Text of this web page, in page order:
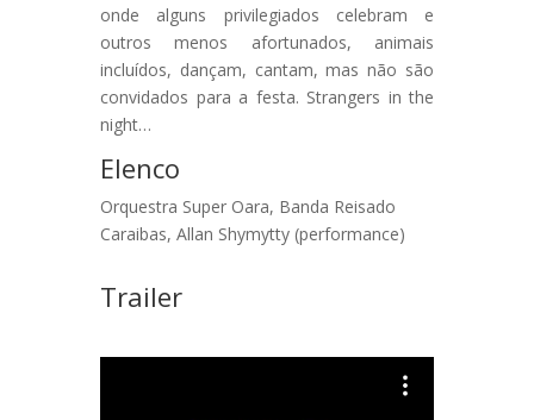
onde alguns privilegiados celebram e
outros menos afortunados, animais
incluídos, dançam, cantam, mas não são
convidados para a festa. Strangers in the
night…
Elenco
Orquestra Super Oara, Banda Reisado
Caraibas, Allan Shymytty (performance)
Trailer